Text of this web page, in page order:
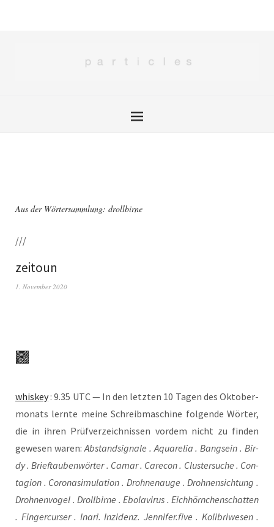
Aus der Wörtersammlung: drollbirne
///
zeitoun
1. November 2020
whis­key: 9.35 UTC — In den letz­ten 10 Tagen des Okto­ber­
mo­nats lern­te mei­ne Schreib­ma­schi­ne fol­gen­de Wör­ter,
die in ihren Prüf­ver­zeich­nis­sen vor­dem nicht zu fin­den
gewe­sen waren:Abstand­si­gna­le . Aqua­re­lia . Bang­sein . Bir­
dy . Brief­tau­ben­wör­ter . Camar . Care­con . Clus­ter­su­che . Con­
ta­gi­on . Coro­na­si­mu­la­ti­on . Droh­nen­au­ge . Droh­nen­sich­tung .
Droh­nen­vo­gel . Droll­bir­ne . Ebo­la­vi­rus . Eich­hörn­chen­schat­ten
. Fin­ger­cur­ser . Ina­ri. Inzi­denz. Jennifer.five . Koli­bri­we­sen .